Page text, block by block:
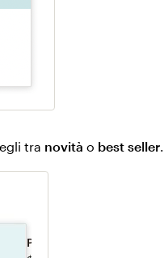
tra novità o best seller.